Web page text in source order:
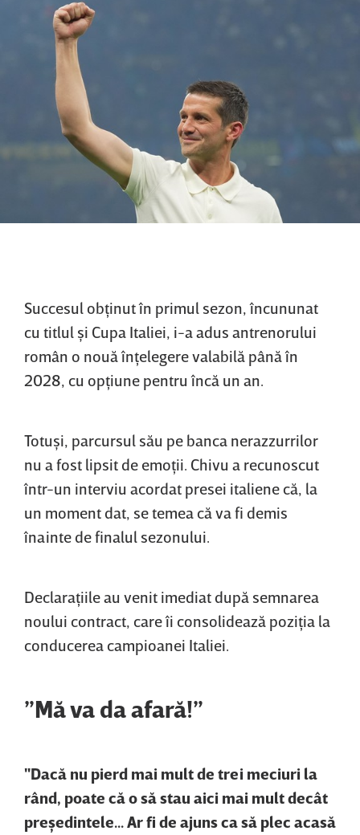
Succesul obţinut în primul sezon, încununat
cu titlul şi Cupa Italiei, i-a adus antrenorului
român o nouă înţelegere valabilă până în
2028, cu opţiune pentru încă un an.
Totuşi, parcursul său pe banca nerazzurrilor
nu a fost lipsit de emoţii. Chivu a recunoscut
într-un interviu acordat presei italiene că, la
un moment dat, se temea că va fi demis
înainte de finalul sezonului.
Declaraţiile au venit imediat după semnarea
noului contract, care îi consolidează poziţia la
conducerea campioanei Italiei.
”Mă va da afară!”
"Dacă nu pierd mai mult de trei meciuri la
rând, poate că o să stau aici mai mult decât
preşedintele... Ar fi de ajuns ca să plec acasă